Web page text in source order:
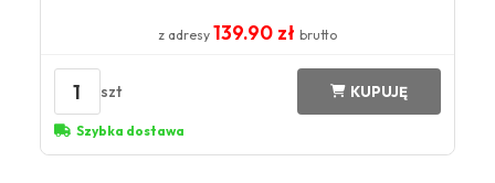
z adresy 139.90 zł brutto
1 szt KUPUJĘ
Szybka dostawa